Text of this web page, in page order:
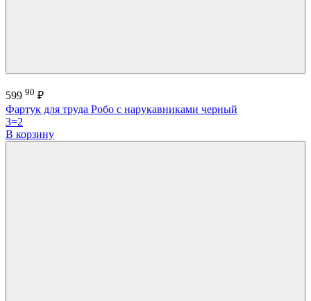
599 90 ₽
Фартук для труда Робо с нарукавниками черный
3=2
В корзину